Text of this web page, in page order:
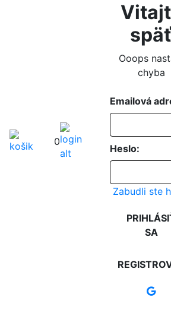
0
Ooops
chyba
Emailová
Heslo:
Zabudli ste
SA